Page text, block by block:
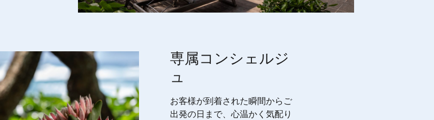
専属コンシェルジ
ュ
お客様が到着された瞬間からご
出発の日まで、心温かく気配り